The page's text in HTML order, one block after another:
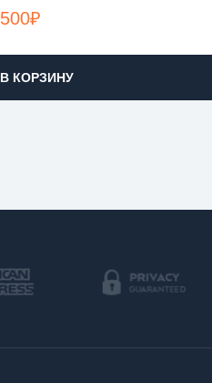
500₽
загрузка с 9:00-22:00 по Москве
В КОРЗИНУ